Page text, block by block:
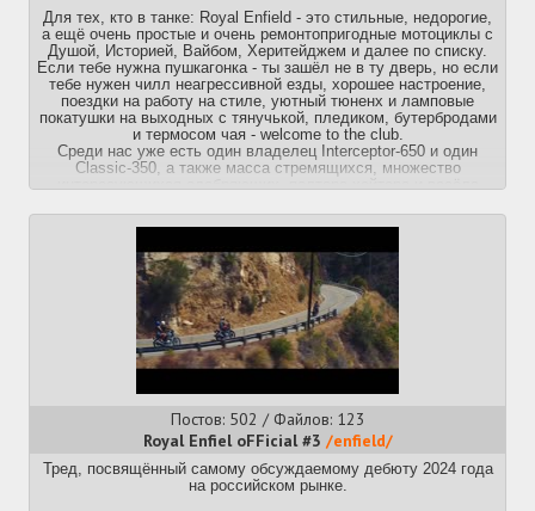
Реддит:
https://www.reddit.com/r/royalenfield/
Предыдущий тред:
https://2ch.su/mo/res/486890.html
Для тех, кто в танке: Royal Enfield - это стильные, недорогие,
а ещё очень простые и очень ремонтопригодные мотоциклы с
Душой, Историей, Вайбом, Херитейджем и далее по списку.
Если тебе нужна пушкагонка - ты зашёл не в ту дверь, но если
тебе нужен чилл неагрессивной езды, хорошее настроение,
поездки на работу на стиле, уютный тюненх и ламповые
покатушки на выходных с тянучькой, пледиком, бутербродами
и термосом чая - welcome to the club.
Среди нас уже есть один владелец Interceptor-650 и один
Classic-350, а также масса стремящихся, множество
ИТТ обсуждаем, общаемся, знакомимся, завидуем,
Что будет по поставкам с герильями, гималайцами и прочими
Scram-411 - до сих пор не понятно. Скорее всего, ничего из-за
GPS-срача; по той же причине с высокой вероятностью не
приедет недавно анонсированный BEAR.
Официальный русайт и дилеры в регионах:
https://www.royalenfield.com/ru/ru/home/
Крупнейшие дилеры в ДС:
https://universalmotors.ru/motorcycles/royal-enfield/
https://royalenfield.projapan.ru/
Реддит:
Постов: 502 / Файлов: 123
Royal Enfiel oFFicial #3 /enfield/
Тред, посвящённый самому обсуждаемому дебюту 2024 года
на российском рынке.